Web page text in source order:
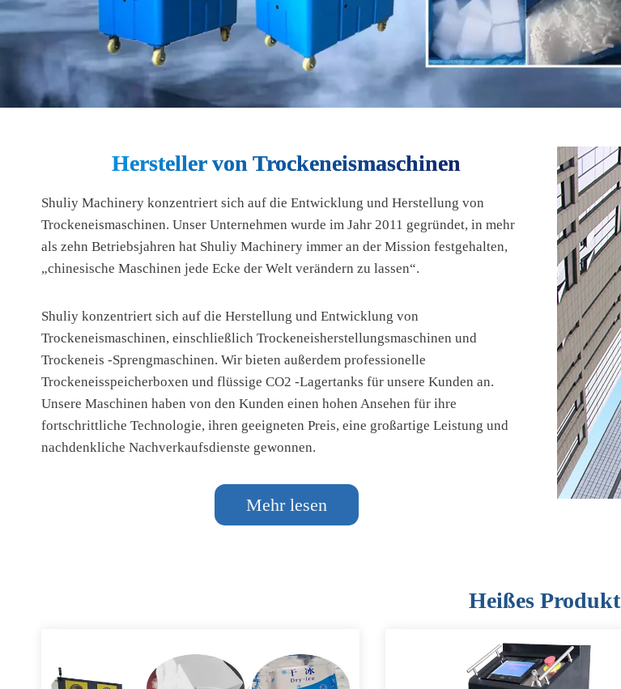
Hersteller von Trockeneismaschinen
Shuliy Machinery konzentriert sich auf die Entwicklung und Herstellung von
Trockeneismaschinen. Unser Unternehmen wurde im Jahr 2011 gegründet, in mehr
als zehn Betriebsjahren hat Shuliy Machinery immer an der Mission festgehalten,
„chinesische Maschinen jede Ecke der Welt verändern zu lassen“.
Shuliy konzentriert sich auf die Herstellung und Entwicklung von
Trockeneismaschinen, einschließlich Trockeneisherstellungsmaschinen und
Trockeneis -Sprengmaschinen. Wir bieten außerdem professionelle
Trockeneisspeicherboxen und flüssige CO2 -Lagertanks für unsere Kunden an.
Unsere Maschinen haben von den Kunden einen hohen Ansehen für ihre
fortschrittliche Technologie, ihren geeigneten Preis, eine großartige Leistung und
nachdenkliche Nachverkaufsdienste gewonnen.
Mehr lesen
Heißes Produkt